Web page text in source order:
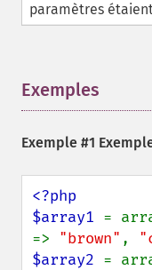
paramètres
Exemples
Exemple #1
<?php
$array1 =
=> "brown" ,
$array2 =